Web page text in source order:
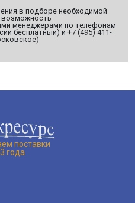
в подборе необходимой
возможность
менеджерами по телефонам
бесплатный) и +7 (495) 411-
поставки
года